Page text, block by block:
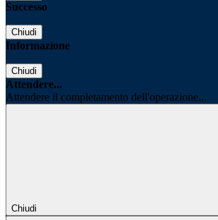
Successo
Chiudi
Informazione
Chiudi
Attendere...
Attendere il completamento dell'operazione...
Chiudi